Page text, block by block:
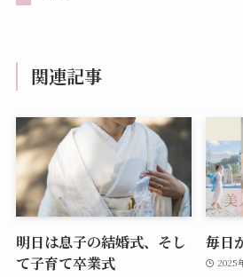
関連記事
明日は息子の結婚式、そし
て子育て卒業式
毎日
2025